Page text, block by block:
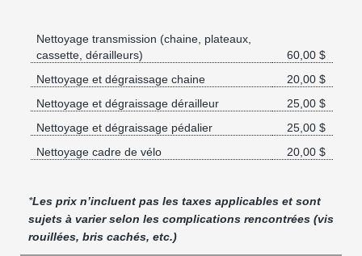
Nettoyage transmission (chaine, plateaux,
cassette, dérailleurs)
60,00 $
Nettoyage et dégraissage chaine
20,00 $
Nettoyage et dégraissage dérailleur
25,00 $
Nettoyage et dégraissage pédalier
25,00 $
Nettoyage cadre de vélo
20,00 $
*Les prix n’incluent pas les taxes applicables et sont
sujets à varier selon les complications rencontrées (vis
rouillées, bris cachés, etc.)